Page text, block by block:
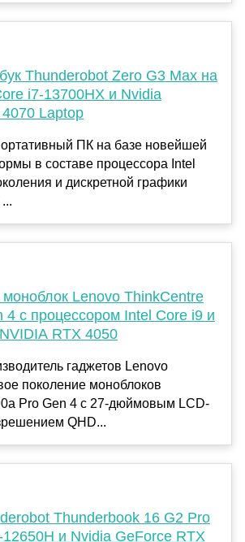
Thunderobot Zero G3 Max на
i7-13700HX и Nvidia
Laptop
ПК на базе новейшей
в составе процессора Intel
и дискретной графики
Lenovo ThinkCentre
4 с процессором Intel Core i9 и
RTX 4050
гаджетов Lenovo
поколение моноблоков
Pro Gen 4 с 27-дюймовым LCD-
QHD...
Thunderbook 16 G2 Pro
и Nvidia GeForce RTX